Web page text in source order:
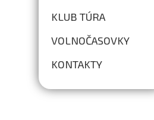
KLUB TÚRA
VOLNOČASOVKY
KONTAKTY